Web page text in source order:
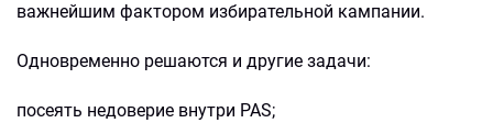
важнейшим фактором избирательной кампании.
Одновременно решаются и другие задачи:
посеять недоверие внутри PAS;